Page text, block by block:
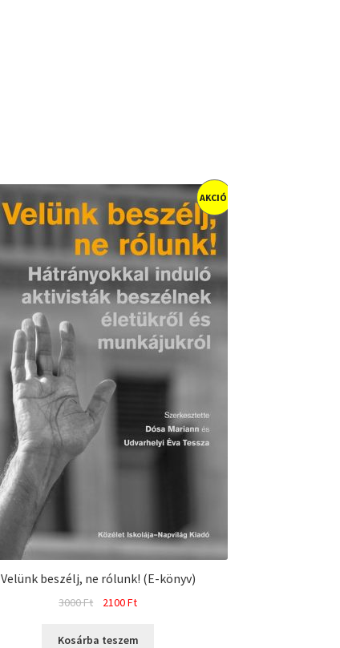
Velünk beszélj, ne rólunk! (E-könyv)
AKCIÓ!
3000Ft
Original
was:
2100FtCurrent
is:
Kosárba teszem